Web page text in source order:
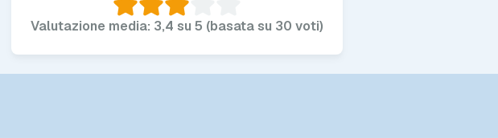
Valutazione media: 3,4 su 5 (basata su 30 voti)